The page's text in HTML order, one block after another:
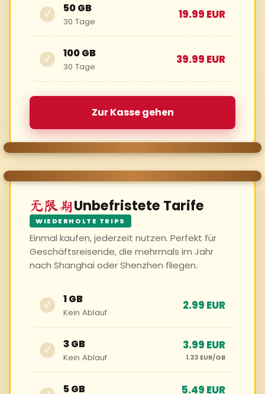
✓ 50 GB
30 Tage
19.99 EUR
✓ 100 GB
30 Tage
39.99 EUR
Zur Kasse gehen
无限期Unbefristete Tarife
WIEDERHOLTE TRIPS
Einmal kaufen, jederzeit nutzen. Perfekt für
Geschäftsreisende, die mehrmals im Jahr
nach Shanghai oder Shenzhen fliegen.
✓ 1 GB
Kein Ablauf
2.99 EUR
✓ 3 GB
Kein Ablauf
3.99 EUR
1.33 EUR/GB
5 GB 5.49 EUR